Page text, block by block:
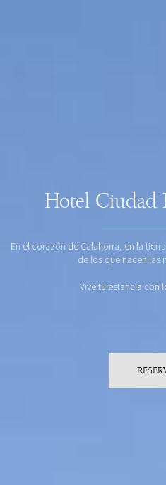
Hotel Ciudad
En el corazón de Calahorra, en la
de los que nacen las
Vive tu estancia con